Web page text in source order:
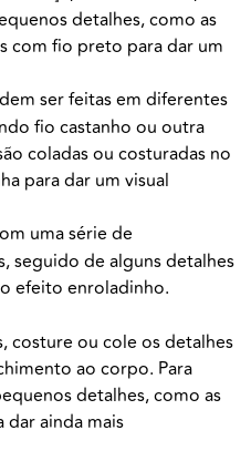
detalhes, como as
com fio preto para dar um
ser feitas em diferentes
fio castanho ou outra
coladas ou costuradas no
para dar um visual
uma série de
seguido de alguns detalhes
efeito enroladinho.
costure ou cole os detalhes
ao corpo. Para
detalhes, como as
dar ainda mais